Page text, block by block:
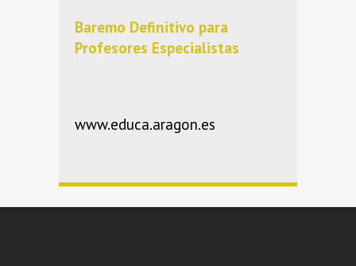
Baremo Definitivo para
Profesores Especialistas
www.educa.aragon.es